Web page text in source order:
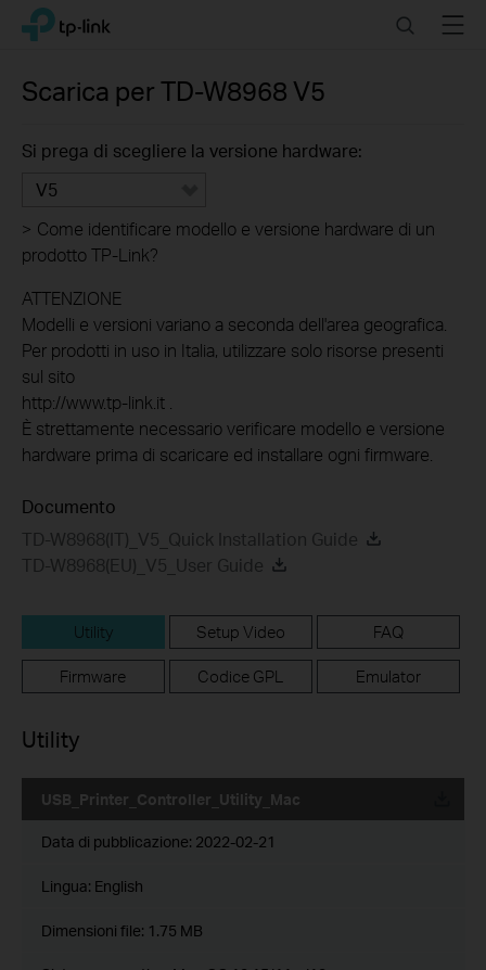
Click
navigation
TP-Link, Reliably Smart SearchMenu
Scarica perTD-W8968 V5
Si prega di scegliere la versione hardware:
V5
> Come identificare modello e versione hardware di un
prodotto TP-Link?
ATTENZIONE
Modelli e versioni variano a seconda dell'area geografica.
Per prodotti in uso in Italia, utilizzare solo risorse presenti
sul sito
http://www.tp-link.it .
È strettamente necessario verificare modello e versione
hardware prima di scaricare ed installare ogni firmware.
Documento
TD-W8968(IT)_V5_Quick Installation Guide
TD-W8968(EU)_V5_User Guide
Utility Setup Video FAQ
Firmware Codice GPL Emulator
Utility
USB_Printer_Controller_Utility_Mac
Data di pubblicazione: 2022-02-21
Lingua: English
Dimensioni file: 1.75 MB